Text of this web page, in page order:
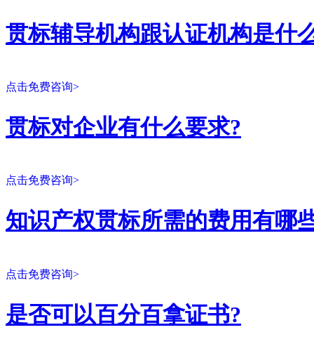
贯标辅导机构跟认证机构是什
点击免费咨询>
贯标对企业有什么要求?
点击免费咨询>
知识产权贯标所需的费用有哪
点击免费咨询>
是否可以百分百拿证书?